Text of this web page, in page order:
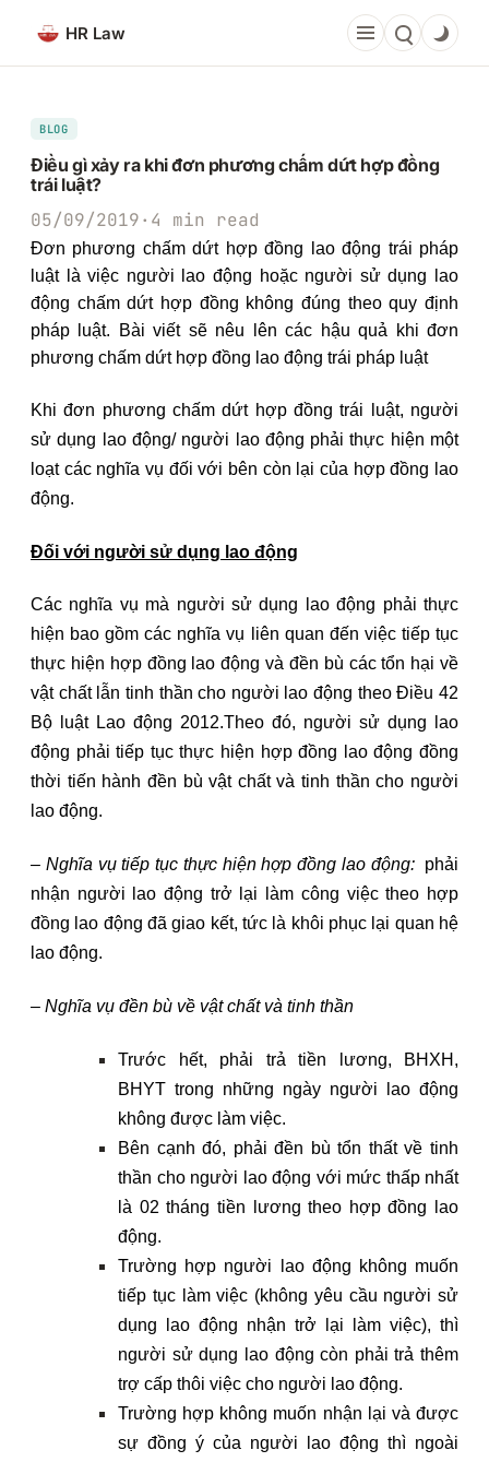
phần
dung
HR Law
BLOG
Điều gì xảy ra khi đơn phương chấm dứt hợp đồng
trái luật?
05/09/2019· 4 min read
Đơn phương chấm dứt hợp đồng lao động trái pháp
luật là việc người lao động hoặc người sử dụng lao
động chấm dứt hợp đồng không đúng theo quy định
pháp luật. Bài viết sẽ nêu lên các hậu quả khi đơn
phương chấm dứt hợp đồng lao động trái pháp luật
Khi đơn phương chấm dứt hợp đồng trái luật, người
sử dụng lao động/ người lao động phải thực hiện một
loạt các nghĩa vụ đối với bên còn lại của hợp đồng lao
động.
Đối với người sử dụng lao động
Các nghĩa vụ mà người sử dụng lao động phải thực
hiện bao gồm các nghĩa vụ liên quan đến việc tiếp tục
thực hiện hợp đồng lao động và đền bù các tổn hại về
vật chất lẫn tinh thần cho người lao động theo Điều 42
Bộ luật Lao động 2012.Theo đó, người sử dụng lao
động phải tiếp tục thực hiện hợp đồng lao động đồng
thời tiến hành đền bù vật chất và tinh thần cho người
lao động.
– Nghĩa vụ tiếp tục thực hiện hợp đồng lao động: phải
nhận người lao động trở lại làm công việc theo hợp
đồng lao động đã giao kết, tức là khôi phục lại quan hệ
lao động.
– Nghĩa vụ đền bù về vật chất và tinh thần
Trước hết, phải trả tiền lương, BHXH,
BHYT trong những ngày người lao động
không được làm việc.
Bên cạnh đó, phải đền bù tổn thất về tinh
thần cho người lao động với mức thấp nhất
là 02 tháng tiền lương theo hợp đồng lao
động.
Trường hợp người lao động không muốn
tiếp tục làm việc (không yêu cầu người sử
dụng lao động nhận trở lại làm việc), thì
người sử dụng lao động còn phải trả thêm
trợ cấp thôi việc cho người lao động.
Trường hợp không muốn nhận lại và được
sự đồng ý của người lao động thì ngoài